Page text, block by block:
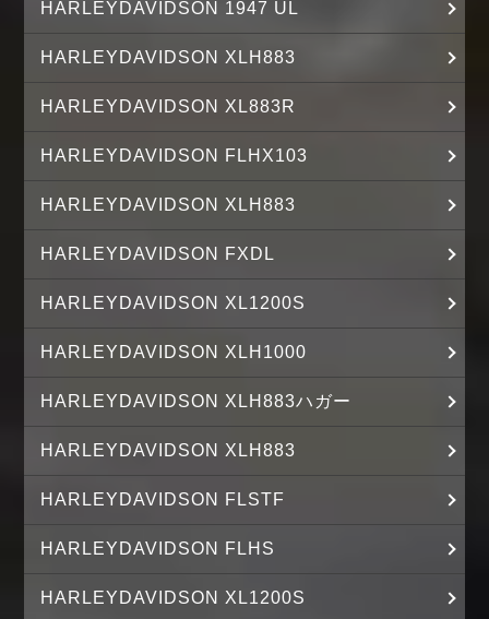
HARLEYDAVIDSON 1947 UL
HARLEYDAVIDSON XLH883
HARLEYDAVIDSON XL883R
HARLEYDAVIDSON FLHX103
HARLEYDAVIDSON XLH883
HARLEYDAVIDSON FXDL
HARLEYDAVIDSON XL1200S
HARLEYDAVIDSON XLH1000
HARLEYDAVIDSON XLH883ハガー
HARLEYDAVIDSON XLH883
HARLEYDAVIDSON FLSTF
HARLEYDAVIDSON FLHS
HARLEYDAVIDSON XL1200S